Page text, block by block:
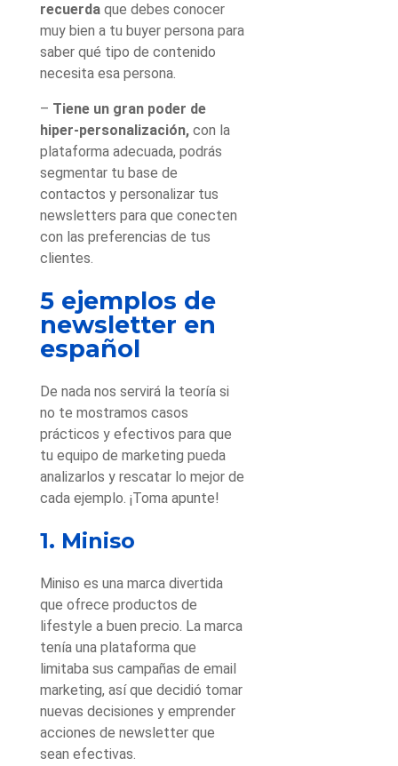
recuerda que debes conocer
muy bien a tu buyer persona para
saber qué tipo de contenido
necesita esa persona.
– Tiene un gran poder de
hiper-personalización, con la
plataforma adecuada, podrás
segmentar tu base de
contactos y personalizar tus
newsletters para que conecten
con las preferencias de tus
clientes.
5 ejemplos de
newsletter en
español
De nada nos servirá la teoría si
no te mostramos casos
prácticos y efectivos para que
tu equipo de marketing pueda
analizarlos y rescatar lo mejor de
cada ejemplo. ¡Toma apunte!
1. Miniso
Miniso es una marca divertida
que ofrece productos de
lifestyle a buen precio. La marca
tenía una plataforma que
limitaba sus campañas de email
marketing, así que decidió tomar
nuevas decisiones y emprender
acciones de newsletter que
sean efectivas.